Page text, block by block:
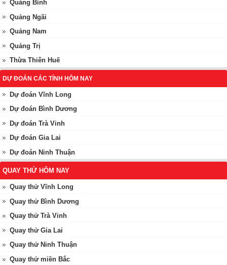
Quảng Bình
Quảng Ngãi
Quảng Nam
Quảng Trị
Thừa Thiên Huế
DỰ ĐOÁN CÁC TỈNH HÔM NAY
Dự đoán Vĩnh Long
Dự đoán Bình Dương
Dự đoán Trà Vinh
Dự đoán Gia Lai
Dự đoán Ninh Thuận
QUAY THỬ HÔM NAY
Quay thử Vĩnh Long
Quay thử Bình Dương
Quay thử Trà Vinh
Quay thử Gia Lai
Quay thử Ninh Thuận
Quay thử miền Bắc